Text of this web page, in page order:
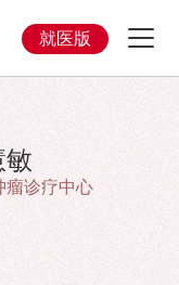
就医版
敏
瘤诊疗中心